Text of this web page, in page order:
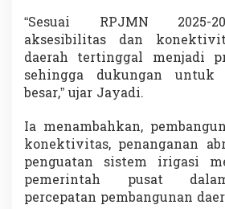
“Sesuai RPJMN 2025-
aksesibilitas dan
daerah tertinggal menjadi
sehingga dukungan
besar,” ujar Jayadi.
Ia menambahkan,
konektivitas, penanganan
penguatan sistem irigasi
pemerintah pusat
percepatan pembangunan